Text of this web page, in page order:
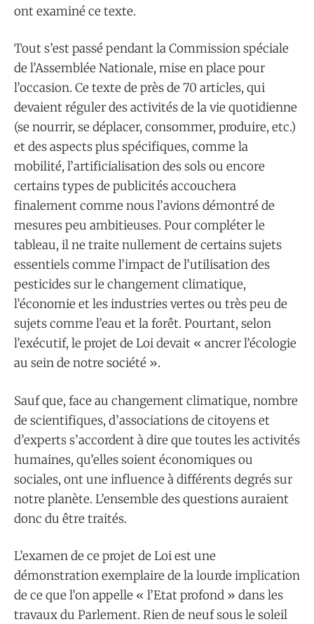
ont examiné ce texte.
Tout s’est passé pendant la Commission spéciale
de l’Assemblée Nationale, mise en place pour
l’occasion. Ce texte de près de 70 articles, qui
devaient réguler des activités de la vie quotidienne
(se nourrir, se déplacer, consommer, produire, etc.)
et des aspects plus spécifiques, comme la
mobilité, l’artificialisation des sols ou encore
certains types de publicités accouchera
finalement comme nous l’avions démontré de
mesures peu ambitieuses. Pour compléter le
tableau, il ne traite nullement de certains sujets
essentiels comme l’impact de l’utilisation des
pesticides sur le changement climatique,
l’économie et les industries vertes ou très peu de
sujets comme l’eau et la forêt. Pourtant, selon
l’exécutif, le projet de Loi devait « ancrer l’écologie
au sein de notre société ».
Sauf que, face au changement climatique, nombre
de scientifiques, d’associations de citoyens et
d’experts s’accordent à dire que toutes les activités
humaines, qu’elles soient économiques ou
sociales, ont une influence à différents degrés sur
notre planète. L’ensemble des questions auraient
donc du être traités.
L’examen de ce projet de Loi est une
démonstration exemplaire de la lourde implication
de ce que l’on appelle « l’Etat profond » dans les
travaux du Parlement. Rien de neuf sous le soleil